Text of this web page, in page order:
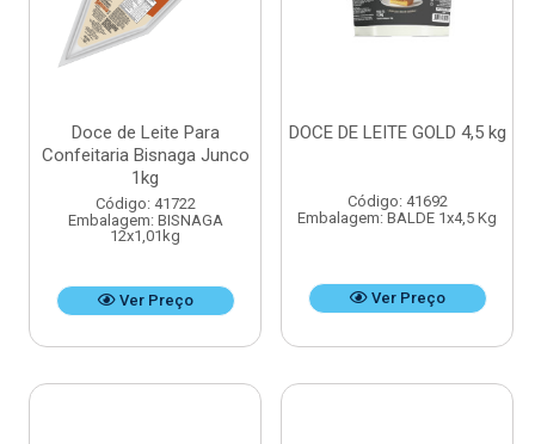
Doce de Leite Para
Confeitaria Bisnaga Junco
1kg
Código: 41722
Embalagem: BISNAGA
12x1,01kg
Ver Preço
DOCE DE LEITE GOLD 4,5 kg
Código: 41692
Embalagem: BALDE 1x4,5 Kg
Ver Preço